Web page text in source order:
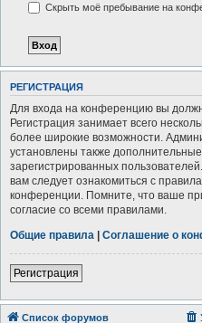
Скрыть моё пребывание на
РЕГИСТРАЦИЯ
Для входа на конференцию вы
Регистрация занимает всего
более широкие возможности.
установлены также
зарегистрированных
вам следует ознакомиться с
конференции. Помните, что ваше
согласие со всеми правилами.
Общие правила | Соглашение о
Регистрация
Список форумов